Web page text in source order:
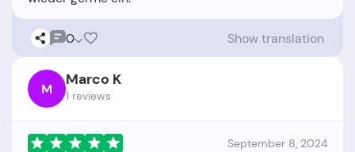
0 Show translation
M Marco K
1 reviews
September 8, 2024